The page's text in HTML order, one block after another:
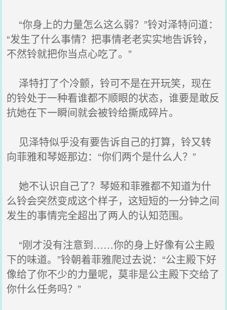
“你身上的力量怎么这么弱？”铃对泽特问道：
“发生了什么事情？把事情老老实实地告诉铃，
不然铃就把你当点心吃了。”
泽特打了个冷颤，铃可不是在开玩笑，现在
的铃处于一种看谁都不顺眼的状态，谁要是敢反
抗她在下一瞬间就会被铃给撕成碎片。
见泽特似乎没有要告诉自己的打算，铃又转
向菲雅和琴姬那边：“你们两个是什么人？”
她不认识自己了？琴姬和菲雅都不知道为什
么铃会突然变成这个样子，这短短的一分钟之间
发生的事情完全超出了两人的认知范围。
“刚才没有注意到……你的身上好像有公主殿
下的味道。”铃朝着菲雅爬过去说：“公主殿下好
像给了你不少的力量呢，莫非是公主殿下交给了
你什么任务吗？”